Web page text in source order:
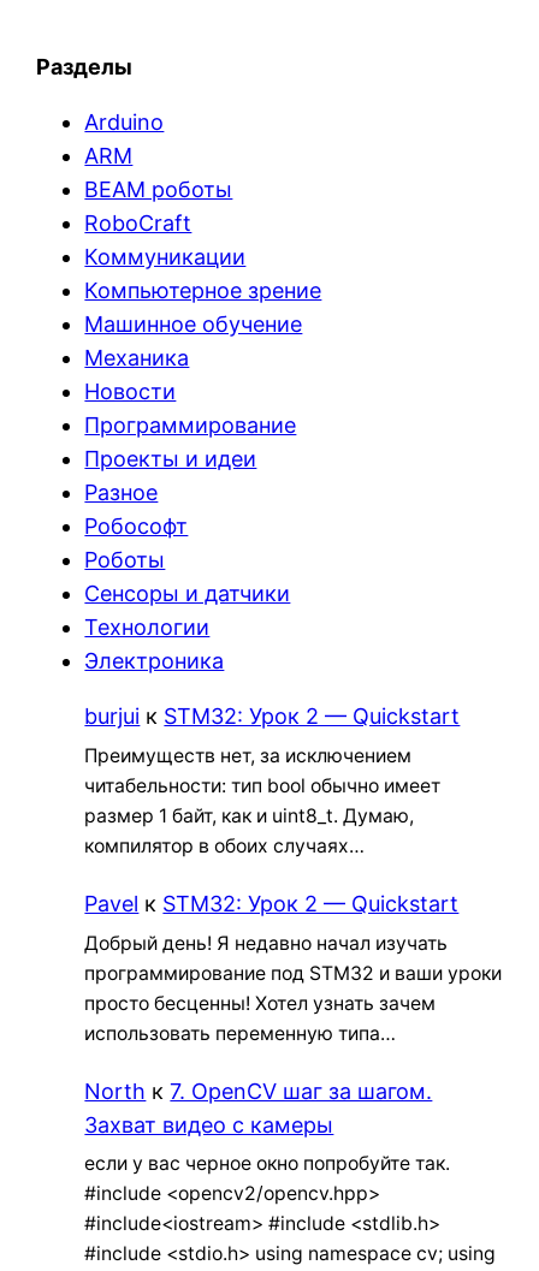
Разделы
Arduino
ARM
BEAM роботы
RoboCraft
Коммуникации
Компьютерное зрение
Машинное обучение
Механика
Новости
Программирование
Проекты и идеи
Разное
Робософт
Роботы
Сенсоры и датчики
Технологии
Электроника
burjui к STM32: Урок 2 — Quickstart
Преимуществ нет, за исключением
читабельности: тип bool обычно имеет
размер 1 байт, как и uint8_t. Думаю,
компилятор в обоих случаях…
Pavel к STM32: Урок 2 — Quickstart
Добрый день! Я недавно начал изучать
программирование под STM32 и ваши уроки
просто бесценны! Хотел узнать зачем
использовать переменную типа…
North к7. OpenCV шаг за шагом.
Захват видео с камеры
если у вас черное окно попробуйте так.
#include <opencv2/opencv.hpp>
#include<iostream> #include <stdlib.h>
#include <stdio.h> using namespace cv; using